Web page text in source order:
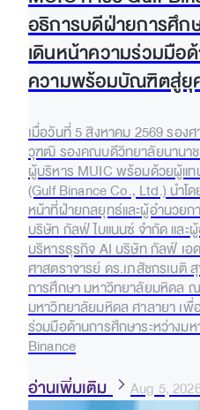
อธิการบดีฝ่ายการศึ
เดินหน้าความร่วมมือ
ความพร้อมบัณฑิตสู่ยุ
เมื่อวันที่ 5 สิงหาคม 2569 รอง
วุฑฒิ รองคณบดีวิทยาลัยนานา
ผู้บริหาร MUIC พร้อมด้วยผู้แ
(Gulf Binance Co., Ltd.) นำโ
หน้าที่ฝ่ายกลยุทธ์และผู้อำนวย
บริษัท กัลฟ์ ไบแนนซ์ จำกัด และ
บริหารธุรกิจ AI บริษัท กัลฟ์ เ
ศาสตราจารย์ ดร.เภสัชกรเน
การศึกษา มหาวิทยาลัยมหิดล
มหาวิทยาลัยมหิดล ศาลายา เ
ร่วมมือด้านการศึกษาระหว่างม
Binance
อ่านเพิ่มเติม Aug 5,